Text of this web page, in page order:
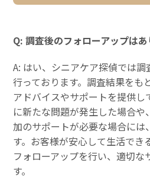
Q: 調査後のフォローアップはあ
A: はい、シニアケア探偵では
行っております。調査結果をも
アドバイスやサポートを提供し
に新たな問題が発生した場合
加のサポートが必要な場合には
す。お客様が安心して生活でき
フォローアップを行い、適切な
す。